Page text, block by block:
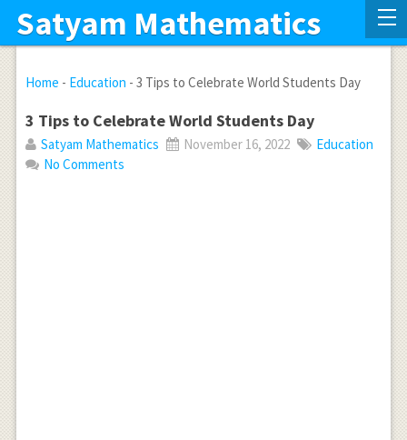
Satyam Mathematics
Home - Education - 3 Tips to Celebrate World Students Day
3 Tips to Celebrate World Students Day
Satyam Mathematics November 16, 2022
Education
No Comments